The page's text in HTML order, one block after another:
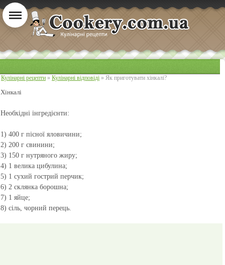
Кулінарні рецепти » Кулінарні відповіді » Як приготувати хінкалі?
Хінкалі
Необхідні інгредієнти:
1) 400 г пісної яловичини;
2) 200 г свинини;
3) 150 г нутряного жиру;
4) 1 велика цибулина;
5) 1 сухий гострий перчик;
6) 2 склянка борошна;
7) 1 яйце;
8) сіль, чорний перець.